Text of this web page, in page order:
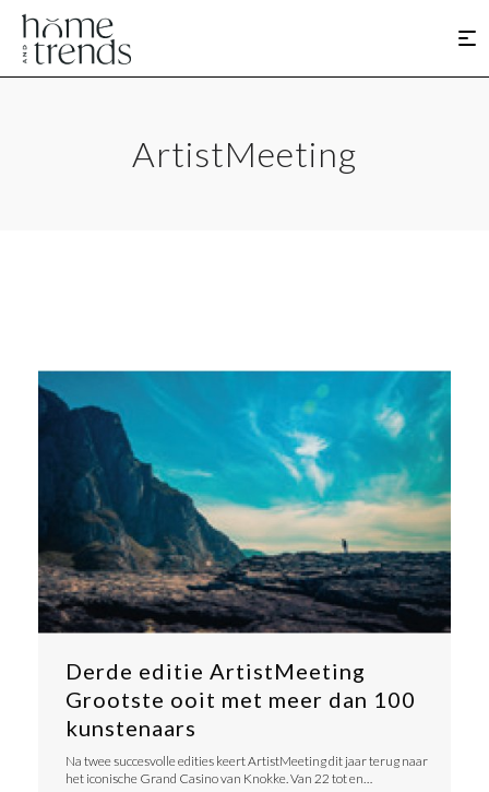
ArtistMeeting
Derde editie ArtistMeeting
Grootste ooit met meer dan 100
kunstenaars
Na twee succesvolle edities keert ArtistMeeting dit jaar terug naar
het iconische Grand Casino van Knokke. Van 22 tot en…